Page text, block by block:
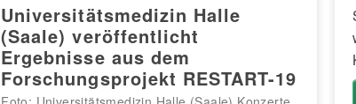
Universitätsmedizin Halle
(Saale) veröffentlicht
Ergebnisse aus dem
Forschungsprojekt RESTART-19